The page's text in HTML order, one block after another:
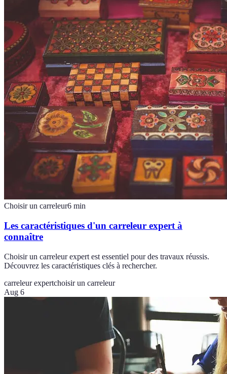
Choisir un carreleur6 min
Les caractéristiques d'un carreleur expert à
connaître
Choisir un carreleur expert est essentiel pour des travaux réussis.
Découvrez les caractéristiques clés à rechercher.
carreleur expertchoisir un carreleur
Aug 6